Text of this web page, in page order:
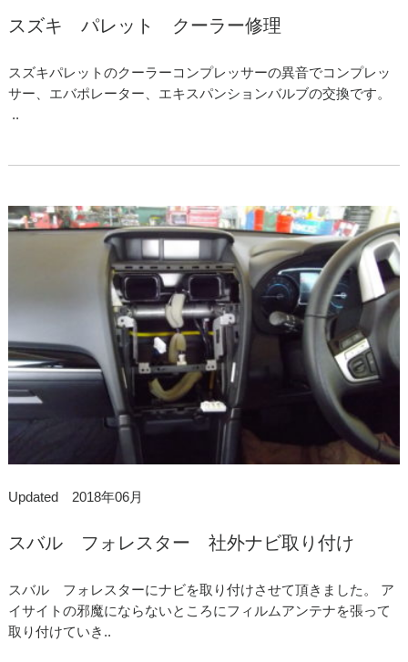
スズキ パレット クーラー修理
スズキパレットのクーラーコンプレッサーの異音でコンプレッ
サー、エバポレーター、エキスパンションバルブの交換です。
..
Updated 2018年06月
スバル フォレスター 社外ナビ取り付け
スバル フォレスターにナビを取り付けさせて頂きました。 ア
イサイトの邪魔にならないところにフィルムアンテナを張って
取り付けていき..